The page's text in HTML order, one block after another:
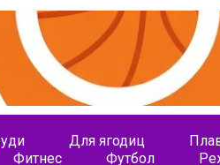
Для ягодиц
Фитнес Футбол